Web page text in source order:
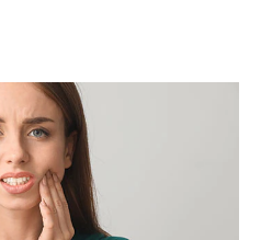
PARA PROFESIONALES